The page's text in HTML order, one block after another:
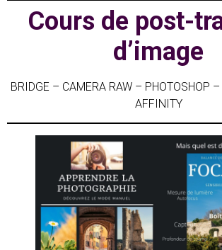
Cours de post-
d’image
BRIDGE – CAMERA RAW – PHOTOSHOP
AFFINITY